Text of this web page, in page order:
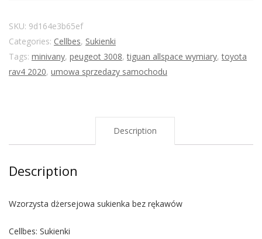
SKU: 9d164e3b65ef
Categories: Cellbes, Sukienki
Tags: minivany, peugeot 3008,tiguan allspace wymiary,toyota
rav4 2020, umowa sprzedazy samochodu
Description
Description
Wzorzysta dżersejowa sukienka bez rękawów
Cellbes: Sukienki